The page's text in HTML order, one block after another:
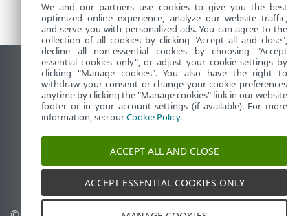
Wyświetl witrynę internetową dla
komputerów
End of Life
Baza wiedzy ESET
Forum ESET
ESET Status Portal
Pomoc regionalna
We and our partners use cookies to give you the best
optimized online experience, analyze our website traffic,
and serve you with personalized ads. You can agree to the
collection of all cookies by clicking "Accept all and close",
decline all non-essential cookies by choosing "Accept
essential cookies only", or adjust your cookie settings by
clicking "Manage cookies". You also have the right to
withdraw your consent or change your cookie preferences
anytime by clicking the "Manage cookies" link in our website
footer or in your account settings (if available). For more
information, see ourCookie Policy.
ACCEPT ALL AND CLOSE
ACCEPT ESSENTIAL COOKIES ONLY